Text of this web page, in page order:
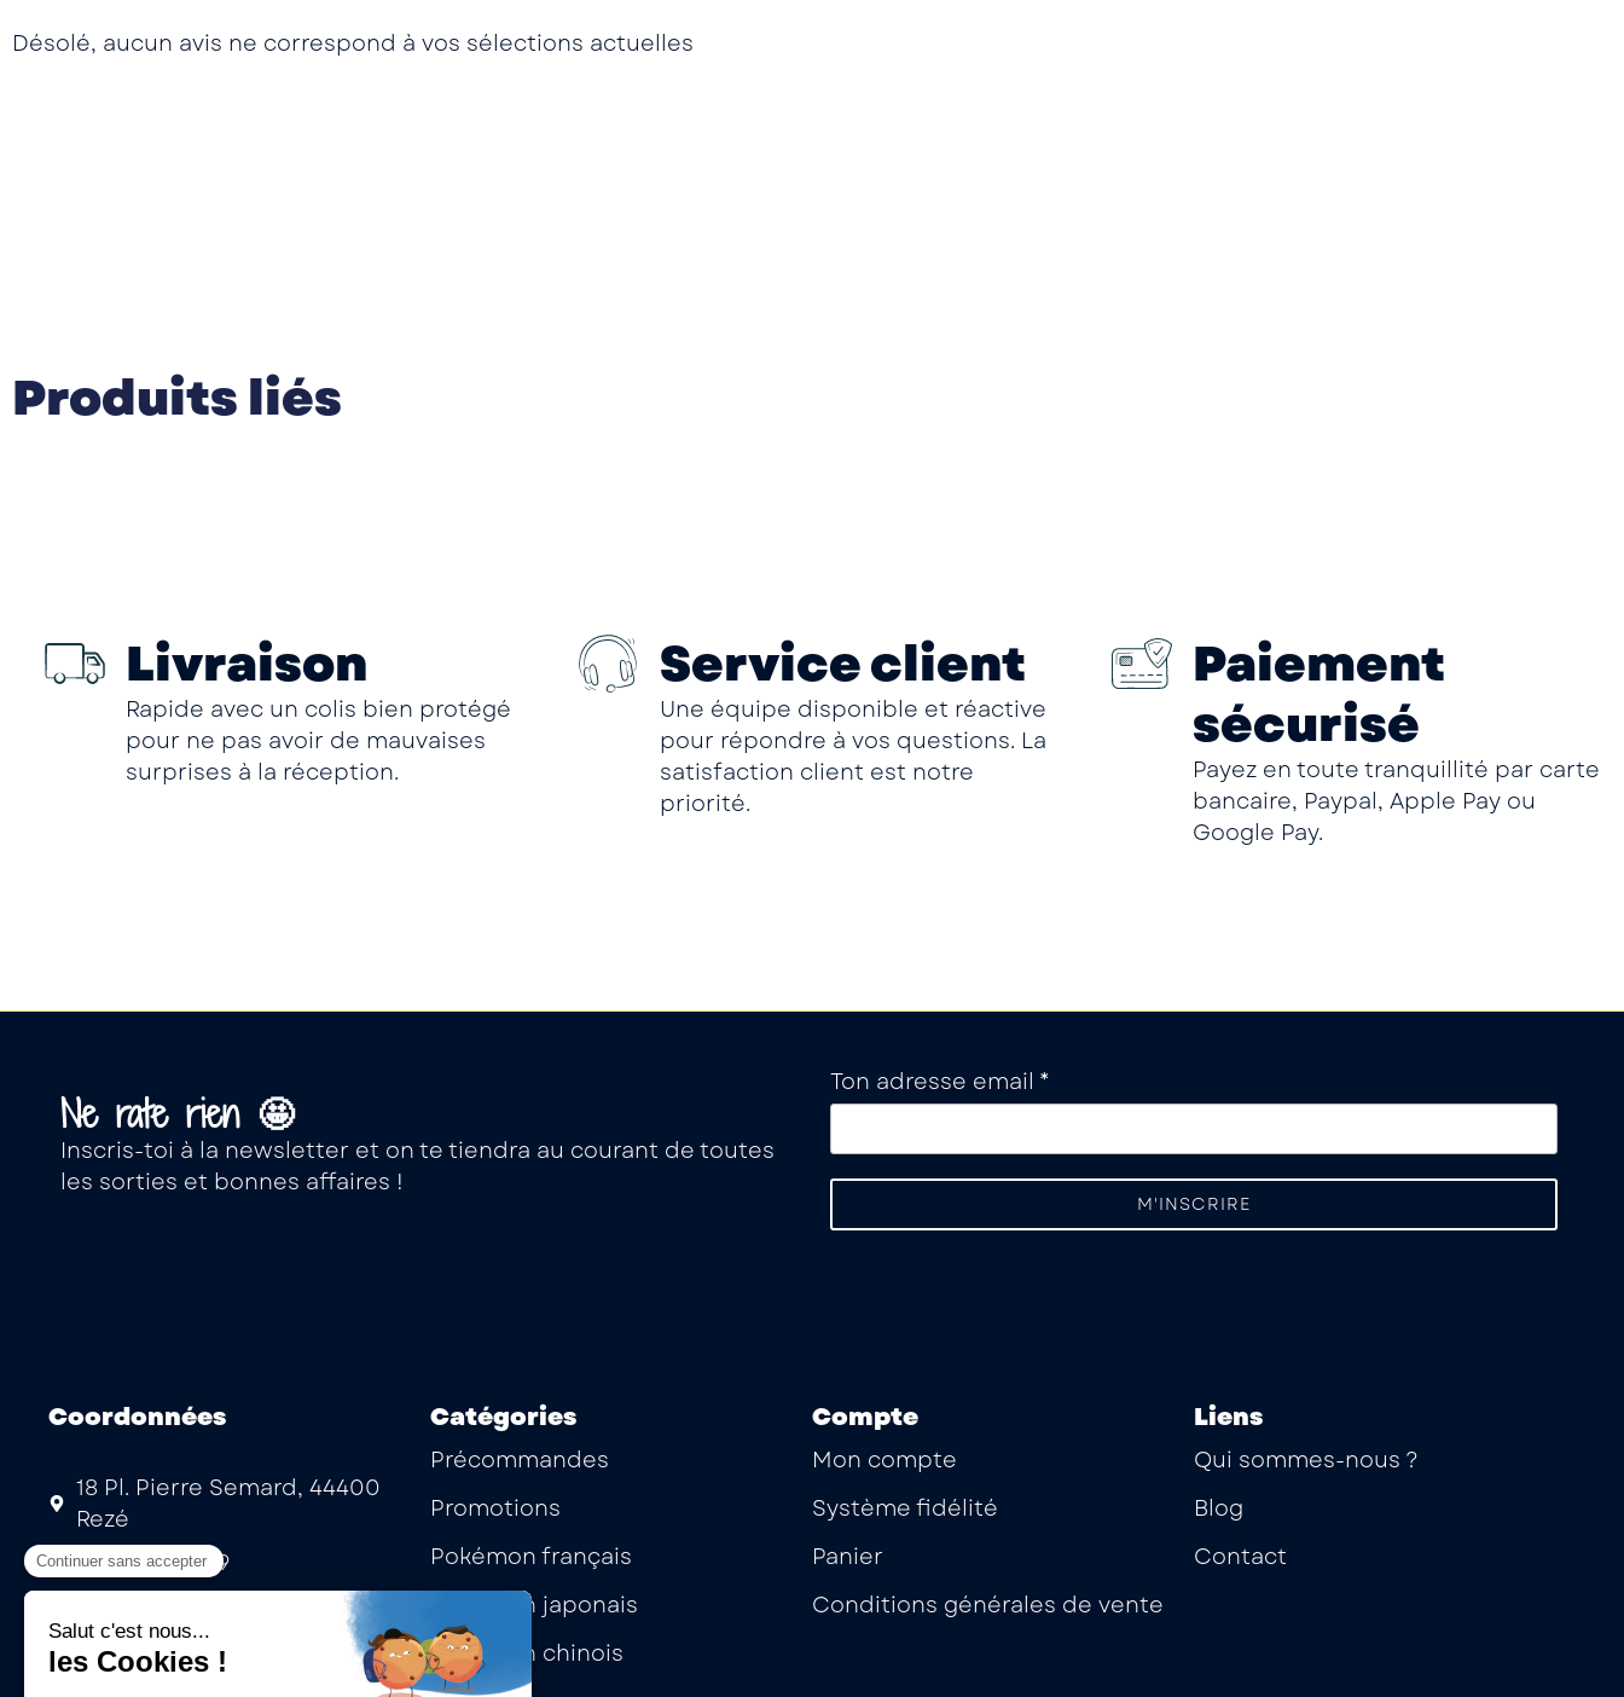
Désolé, aucun avis ne correspond à vos sélections actuelles
Produits liés
Livraison
Rapide avec un colis bien protégé
pour ne pas avoir de mauvaises
surprises à la réception.
Service client
Une équipe disponible et réactive
pour répondre à vos questions. La
satisfaction client est notre
priorité.
Paiement
sécurisé
Payez en toute tranquillité par carte
bancaire, Paypal, Apple Pay ou
Google Pay.
Ne rate rien 🤩
Inscris-toi à la newsletter et on te tiendra au courant de toutes
les sorties et bonnes affaires !
Ton adresse email *
Coordonnées
18 Pl. Pierre Semard, 44400
Rezé
02 53 35 15 99
Mardi au samedi : 10h -13h | 14h
- 19h
Laissez-nous un message
Catégories
Précommandes
Promotions
Pokémon français
Pokémon japonais
Pokémon chinois
Compte
Mon compte
Système fidélité
Panier
Conditions générales de vente
Liens
Qui sommes-nous ?
Blog
Contact